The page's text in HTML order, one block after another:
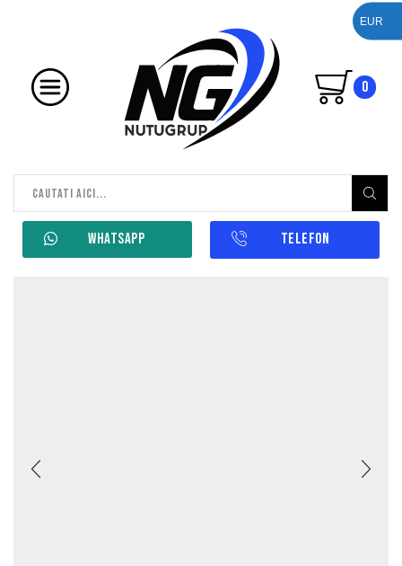
0
WHATSAPP TELEFON
EUR